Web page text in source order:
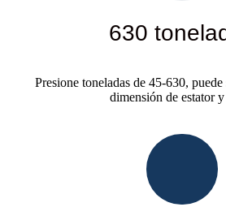
630
Presione toneladas de 45-630,
dimensión de estator